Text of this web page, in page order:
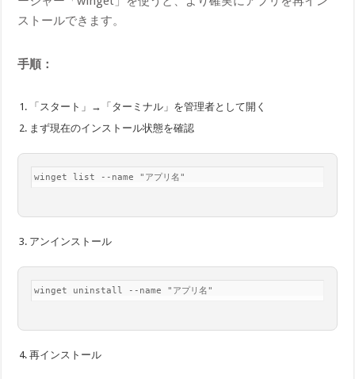
ストールできます。
手順：
「スタート」→「ターミナル」を管理者として開く
まず現在のインストール状態を確認
winget list --name "アプリ名"
アンインストール
winget uninstall --name "アプリ名"
再インストール